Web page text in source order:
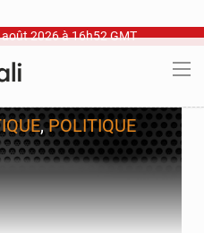
2026 à 16h52 GMT
,POLITIQUE